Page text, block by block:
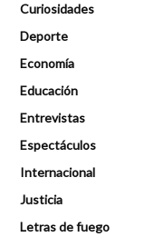
Curiosidades
Deporte
Economía
Educación
Entrevistas
Espectáculos
Internacional
Justicia
Letras de fuego